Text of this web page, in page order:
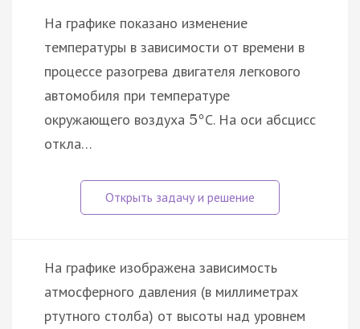
На графике показано изменение
температуры в зависимости от времени в
процессе разогрева двигателя легкового
автомобиля при температуре
окружающего воздуха 5°C. На оси абсцисс
откла…
На графике изображена зависимость
атмосферного давления (в миллиметрах
ртутного столба) от высоты над уровнем